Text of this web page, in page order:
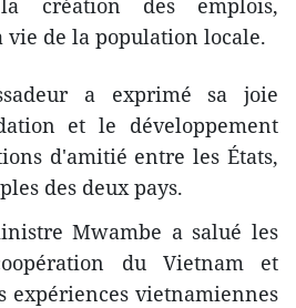
de la population locale.
a exprimé sa joie
et le développement
d'amitié entre les États,
des deux pays.
Mwambe a salué les
du Vietnam et
expériences vietnamiennes